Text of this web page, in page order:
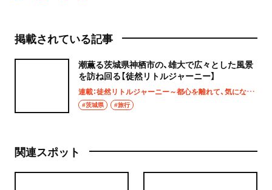
掲載されている記事
潮薫る茨城県神栖市の、雄大で広々とした風景
を訪ね回る【徒然リトルジャーニー】
連載：徒然リトルジャーニー～都心を離れて、気になる土地へ
#茨城県 #旅行
関連スポット